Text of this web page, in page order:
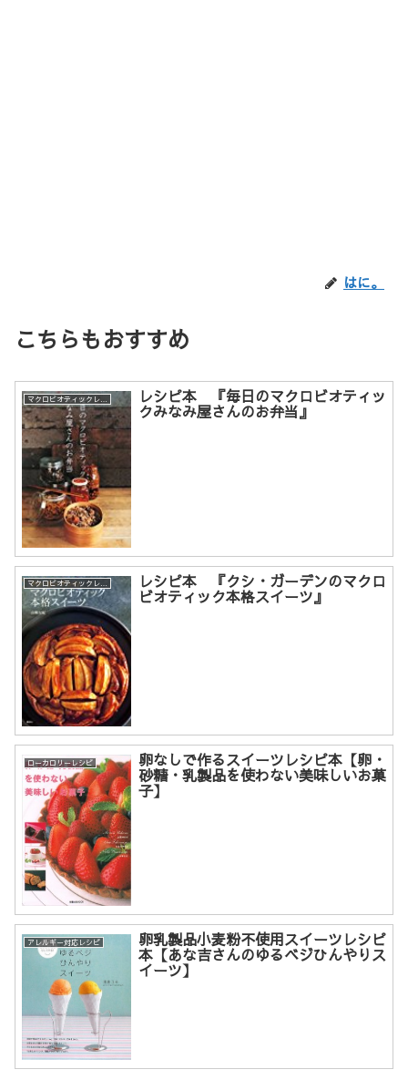
はに。
こちらもおすすめ
レシピ本 『毎日のマクロビオティッ
クみなみ屋さんのお弁当』
レシピ本 『クシ・ガーデンのマクロ
ビオティック本格スイーツ』
ローカロリーレシピ 卵なしで作るスイーツレシピ本【卵・
砂糖・乳製品を使わない美味しいお菓
子】
アレルギー対応レシピ 卵乳製品小麦粉不使用スイーツレシピ
本【あな吉さんのゆるベジひんやりス
イーツ】